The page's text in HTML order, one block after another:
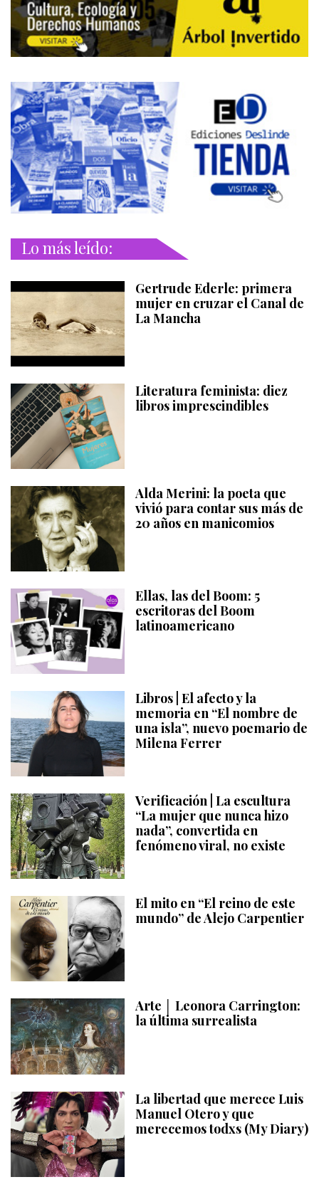
Lo más leído:
Gertrude Ederle: primera
mujer en cruzar el Canal de
La Mancha
Literatura feminista: diez
libros imprescindibles
Alda Merini: la poeta que
vivió para contar sus más de
20 años en manicomios
Ellas, las del Boom: 5
escritoras del Boom
latinoamericano
Libros | El afecto y la
memoria en “El nombre de
una isla”, nuevo poemario de
Milena Ferrer
Verificación | La escultura
“La mujer que nunca hizo
nada”, convertida en
fenómeno viral, no existe
El mito en “El reino de este
mundo” de Alejo Carpentier
Arte │ Leonora Carrington:
la última surrealista
La libertad que merece Luis
Manuel Otero y que
merecemos todxs (My Diary)